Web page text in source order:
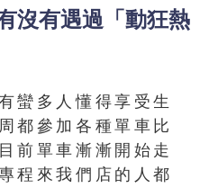
沒有遇過「動狂熱
蠻多人懂得享受生
都參加各種單車比
前單車漸漸開始走
程來我們店的人都